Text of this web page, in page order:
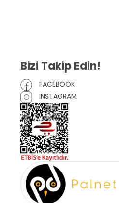
Bizi Takip Edin!
FACEBOOK
INSTAGRAM